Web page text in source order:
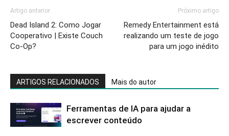
Artigo anterior
Dead Island 2: Como Jogar
Cooperativo | Existe Couch
Co-Op?
Próximo artigo
Remedy Entertainment está
realizando um teste de jogo
para um jogo inédito
ARTIGOS RELACIONADOS Mais do autor
Ferramentas de IA para ajudar a
escrever conteúdo